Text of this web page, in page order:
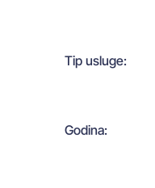
Tip usluge:
Godina: